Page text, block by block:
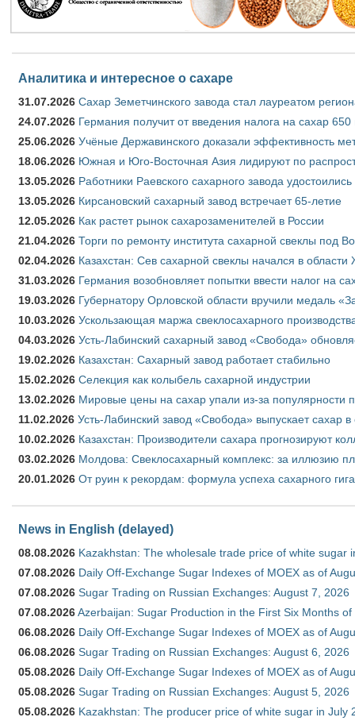
Аналитика и интересное о сахаре
31.07.2026 Сахар Земетчинского завода стал лауреатом
24.07.2026 Германия получит от введения налога на сахар
25.06.2026 Учёные Державинского доказали эффективность
18.06.2026 Южная и Юго-Восточная Азия лидируют по
13.05.2026 Работники Раевского сахарного завода удостоились
13.05.2026 Кирсановский сахарный завод встречает 65-летие
12.05.2026 Как растет рынок сахарозаменителей в России
21.04.2026 Торги по ремонту института сахарной свеклы под
02.04.2026 Казахстан: Сев сахарной свеклы начался в области
31.03.2026 Германия возобновляет попытки ввести налог на
19.03.2026 Губернатору Орловской области вручили медаль
10.03.2026 Ускользающая маржа свеклосахарного
04.03.2026 Усть-Лабинский сахарный завод «Свобода»
19.02.2026 Казахстан: Сахарный завод работает стабильно
15.02.2026 Селекция как колыбель сахарной индустрии
13.02.2026 Мировые цены на сахар упали из-за популярности
11.02.2026 Усть-Лабинский завод «Свобода» выпускает сахар в
10.02.2026 Казахстан: Производители сахара прогнозируют
03.02.2026 Молдова: Свеклосахарный комплекс: за иллюзию
20.01.2026 От руин к рекордам: формула успеха сахарного
News in English (delayed)
08.08.2026 Kazakhstan: The wholesale trade price of white sugar
07.08.2026 Daily Off-Exchange Sugar Indexes of MOEX as of
07.08.2026 Sugar Trading on Russian Exchanges: August 7, 2026
07.08.2026Azerbaijan: Sugar Production in the First Six Months of
06.08.2026 Daily Off-Exchange Sugar Indexes of MOEX as of
06.08.2026 Sugar Trading on Russian Exchanges: August 6, 2026
05.08.2026 Daily Off-Exchange Sugar Indexes of MOEX as of
05.08.2026 Sugar Trading on Russian Exchanges: August 5, 2026
05.08.2026 Kazakhstan: The producer price of white sugar in July